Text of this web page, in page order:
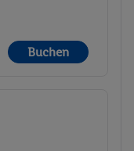
Buchen